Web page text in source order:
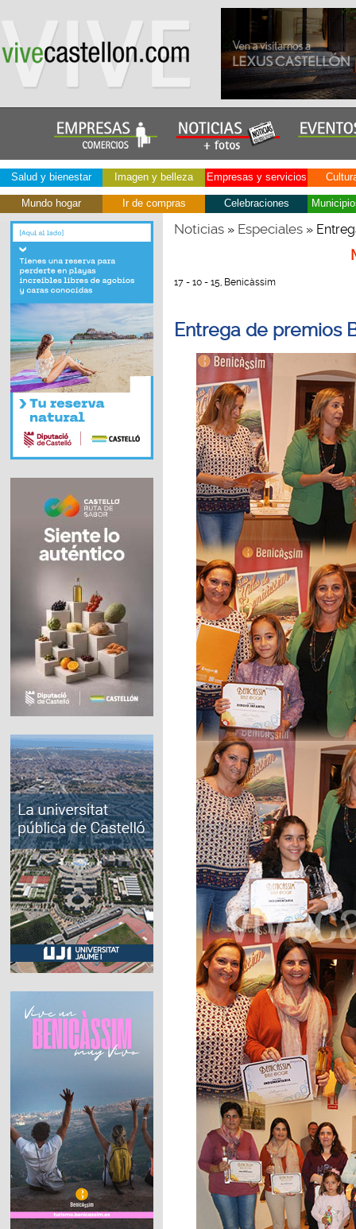
Salud y bienestar Imagen y belleza Empresas y servicios
Mundo hogar Ir de compras Celebraciones
Noticias» Especiales»
17 - 10 - 15, Benicàssim
Entrega de premios